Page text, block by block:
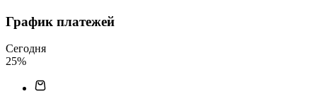
График платежей
Сегодня
25%